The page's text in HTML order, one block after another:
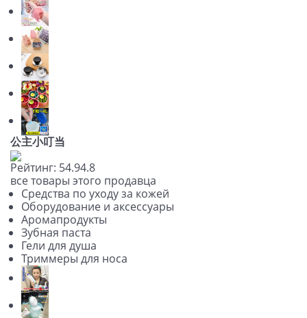
公主小叮当
Рейтинг: 54.94.8
все товары этого продавца
Средства по уходу за кожей
Оборудование и аксессуары
Аромапродукты
Зубная паста
Гели для душа
Триммеры для носа